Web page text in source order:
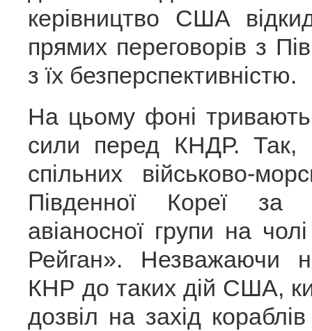
керівництво США
прямих переговорів з
з їх безперспективністю.
На цьому фоні
сили перед КНДР. Так,
спільних військово-
Південної Кореї за
авіаносної групи на
Рейган». Незважаючи
КНР до таких дій США,
дозвіл на захід